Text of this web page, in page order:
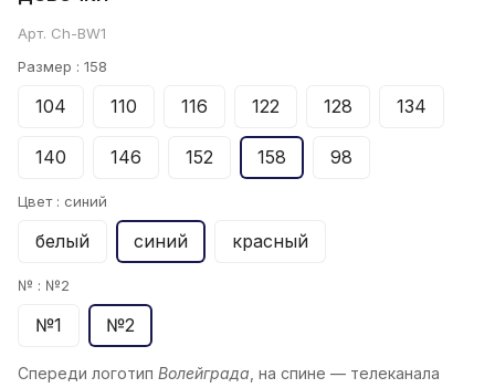
Арт. Ch-BW1
Размер : 158
104 110 116 122 128 134
140 146 152 158 98
Цвет : синий
белый синий красный
№ : №2
№1 №2
Спереди логотип Волейграда, на спине — телеканала